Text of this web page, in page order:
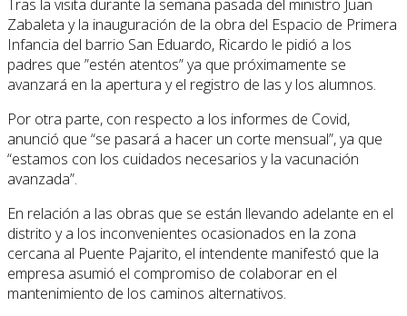
Tras la visita durante la semana pasada del ministro Juan
Zabaleta y la inauguración de la obra del Espacio de Primera
Infancia del barrio San Eduardo, Ricardo le pidió a los
padres que ”estén atentos” ya que próximamente se
avanzará en la apertura y el registro de las y los alumnos.
Por otra parte, con respecto a los informes de Covid,
anunció que “se pasará a hacer un corte mensual”, ya que
“estamos con los cuidados necesarios y la vacunación
avanzada”.
En relación a las obras que se están llevando adelante en el
distrito y a los inconvenientes ocasionados en la zona
cercana al Puente Pajarito, el intendente manifestó que la
empresa asumió el compromiso de colaborar en el
mantenimiento de los caminos alternativos.